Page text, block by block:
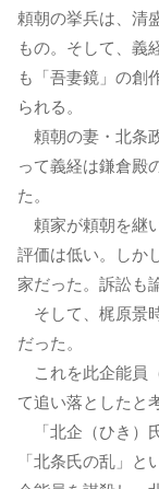
頼朝の挙兵は、清
もの。そして、義
も「吾妻鏡」の創
られる。
頼朝の妻・北条
って義経は鎌倉殿
た。
頼家が頼朝を継
評価は低い。しか
家だった。訴訟も
そして、梶原景
だった。
これを此企能員
て追い落としたと
「北企（ひき）
「北条氏の乱」